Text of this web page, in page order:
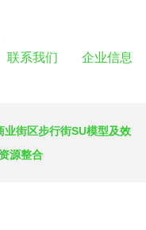
联系我们 企业信息
业街区步行街SU模型及效
源整合